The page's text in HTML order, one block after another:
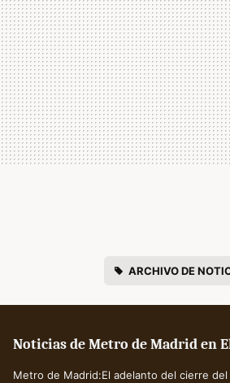
ARCHIVO DE
Noticias de Metro de Madrid en
Metro de Madrid:El adelanto del cierre